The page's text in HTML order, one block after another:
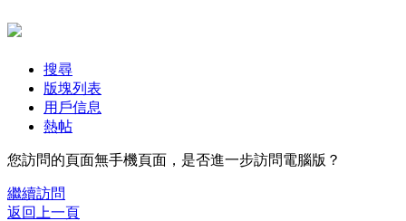
搜尋
版塊列表
用戶信息
熱帖
您訪問的頁面無手機頁面，是否進一步訪問電腦版？
繼續訪問
返回上一頁